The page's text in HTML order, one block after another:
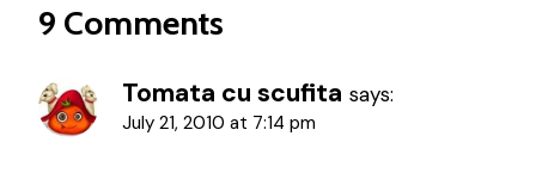
9 Comments
Tomata cu scufita says:
July 21, 2010 at 7:14 pm